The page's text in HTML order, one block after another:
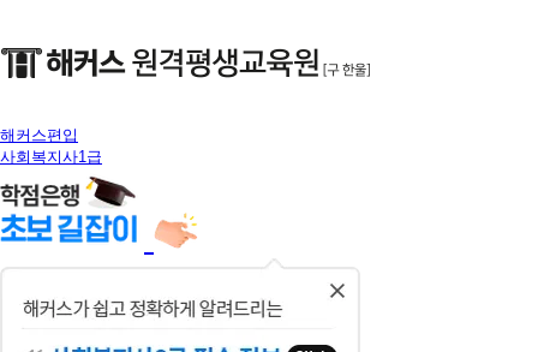
해커스편입
사회복지사1급